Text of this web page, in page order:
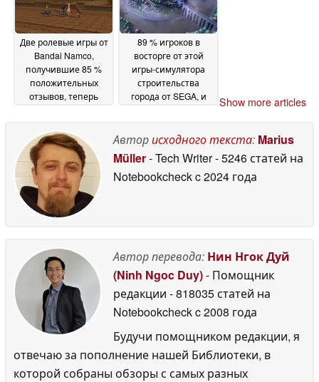
2026
Две ролевые игры от
Bandai Namco,
получившие 85 %
положительных
отзывов, теперь
это их рекордно
низкие цены17 June
2026
89 % игроков в
восторге от этой
игры-симулятора
строительства
города от SEGA, и
скидка 85 %17 June
Show more articles
Авторисходного текста: Marius
Müller- Tech Writer- 5246 статей на
Notebookcheckc 2024 года
Автор перевода: Нин Нгок Дуй
(Ninh Ngoc Duy)- Помощник
редакции - 818035 статей на
Notebookcheckc 2008 года
Будучи помощником редакции, я
отвечаю за пополнение нашей Библиотеки, в
которой собраны обзоры с самых разных